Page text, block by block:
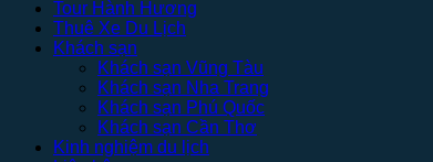
Tour Hành Hương
Thuê Xe Du Lịch
Khách sạn
Khách sạn Vũng Tàu
Khách sạn Nha Trang
Khách sạn Phú Quốc
Khách sạn Cần Thơ
Kinh nghiệm du lịch